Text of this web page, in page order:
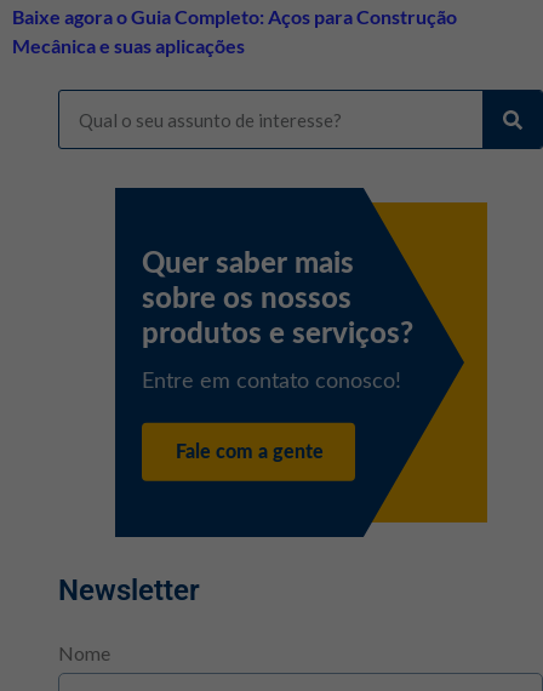
Baixe agora o Guia Completo: Aços para Construção
Mecânica e suas aplicações
Newsletter
Nome